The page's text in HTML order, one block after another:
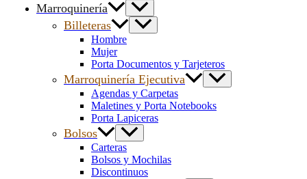
Marroquinería
Billeteras
Hombre
Mujer
Porta Documentos y Tarjeteros
Marroquinería Ejecutiva
Agendas y Carpetas
Maletines y Porta Notebooks
Porta Lapiceras
Bolsos
Carteras
Bolsos y Mochilas
Discontinuos